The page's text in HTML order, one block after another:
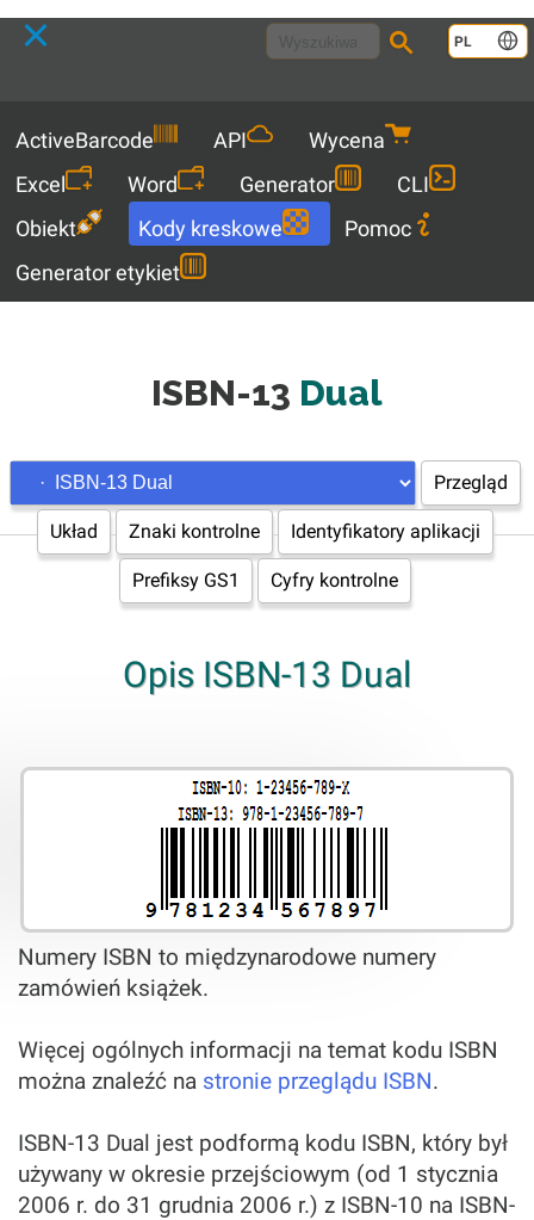
PL
ActiveBarcode API
Wycena
Excel
Word Generator
CLI
Obiekt
Kody kreskowe
Pomoc
Generator etykiet
ISBN-13 Dual
Przegląd
Układ Znaki kontrolne Identyfikatory aplikacji
Prefiksy GS1 Cyfry kontrolne
Opis ISBN-13 Dual
Numery ISBN to międzynarodowe numery
zamówień książek.
Więcej ogólnych informacji na temat kodu ISBN
można znaleźć na stronie przeglądu ISBN.
ISBN-13 Dual jest podformą kodu ISBN, który był
używany w okresie przejściowym (od 1 stycznia
2006 r. do 31 grudnia 2006 r.) z ISBN-10 na ISBN-